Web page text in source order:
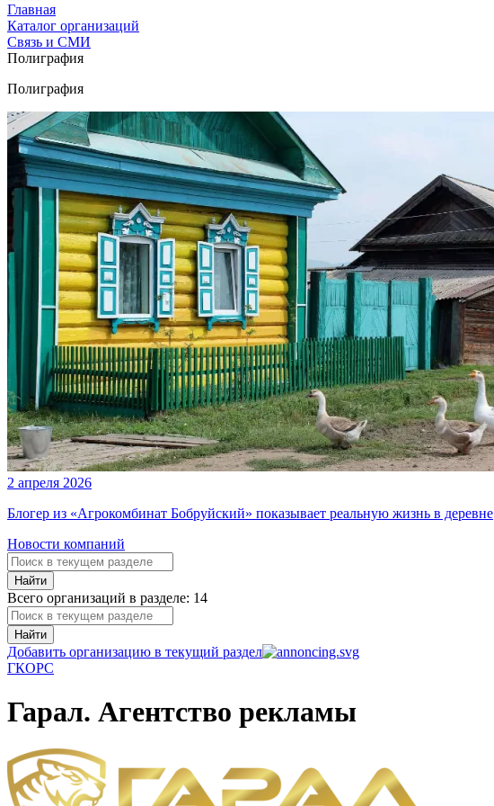
Главная
Каталог организаций
Связь и СМИ
Полиграфия
Полиграфия
2 апреля 2026
Блогер из «Агрокомбинат Бобруйский» показывает реальную жизнь в деревне
Новости компаний
Найти
Всего организаций в разделе: 14
Найти
Добавить организацию в текущий раздел
ГКОРС
Гарал. Агентство рекламы